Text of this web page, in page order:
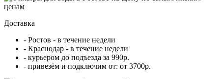
Доставка
- Ростов - в течение недели
- Краснодар - в течение недели
- курьером до подъезда за 990р.
- привезём и подключим от: от 3700р.